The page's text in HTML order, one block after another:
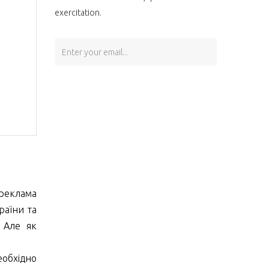
та
Але як
exercitation.